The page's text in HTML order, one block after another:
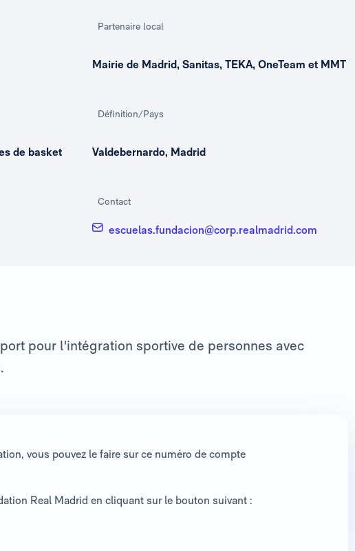
de basket
Partenaire local
Mairie de Madrid, Sanitas, TEKA, OneTeam et MMT
Définition/Pays
Valdebernardo, Madrid
Contact
escuelas.fundacion@corp.realmadrid.com
pour l'intégration sportive de personnes avec
vous pouvez le faire sur ce numéro de compte
Real Madrid en cliquant sur le bouton suivant :